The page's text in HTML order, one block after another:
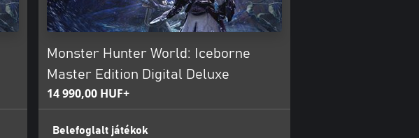
Monster Hunter World: Iceborne
Master Edition Digital Deluxe
14 990,00 HUF+
Belefoglalt játékok